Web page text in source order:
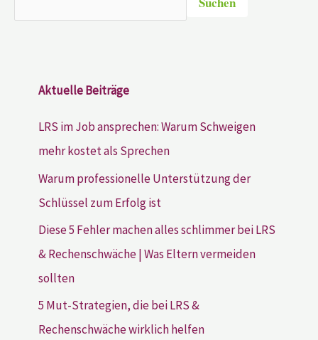
Aktuelle Beiträge
LRS im Job ansprechen: Warum Schweigen
mehr kostet als Sprechen
Warum professionelle Unterstützung der
Schlüssel zum Erfolg ist
Diese 5 Fehler machen alles schlimmer bei LRS
& Rechenschwäche | Was Eltern vermeiden
sollten
5 Mut-Strategien, die bei LRS &
Rechenschwäche wirklich helfen